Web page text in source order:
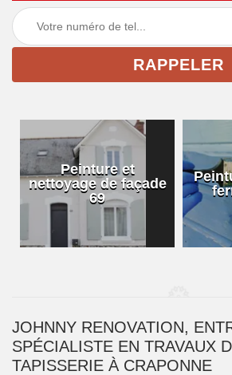
Peinture et
nettoyage de façade
69
JOHNNY RENOVATION,
SPÉCIALISTE EN TRAVAUX
TAPISSERIE À CRAPONNE